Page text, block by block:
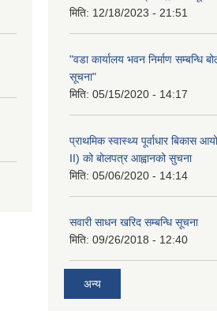
मिति: 12/18/2023 - 21:51
"वडा कार्यालय भवन निर्माण सम्बन्धि
सूचना"
मिति: 05/15/2020 - 14:17
प्राथमिक स्वास्थ्य पूर्वाधार बिकास
II) को बोलपत्र आह्वानको सुचना
मिति: 05/06/2020 - 14:14
सवारी साधन खरिद सम्बन्धि सूचना
मिति: 09/26/2018 - 12:40
अन्य